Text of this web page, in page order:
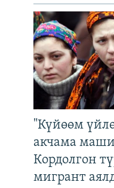
"Күйөөм
акчама
Кордолгон
мигрант